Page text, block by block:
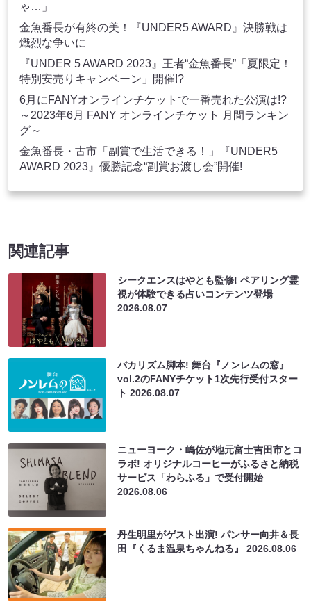
ゃ…」
金魚番長が有終の美！『UNDER5 AWARD』決勝戦は
熾烈な争いに
『UNDER 5 AWARD 2023』王者“金魚番長”「夏限定！
特別安売りキャンペーン」開催!?
6月にFANYオンラインチケットで一番売れた公演は!?
～2023年6月 FANY オンラインチケット 月間ランキン
グ～
金魚番長・古市「副賞で生活できる！」『UNDER5
AWARD 2023』優勝記念“副賞お渡し会”開催!
関連記事
シークエンスはやとも監修! ペアリング霊
視が体験できる占いコンテンツ登場
2026.08.07
バカリズム脚本! 舞台『ノンレムの窓』
vol.2のFANYチケット1次先行受付スター
ト2026.08.07
ニューヨーク・嶋佐が地元富士吉田市とコ
ラボ! オリジナルコーヒーがふるさと納税
サービス「わらふる」で受付開始
2026.08.06
丹生明里がゲスト出演! パンサー向井＆長
田『くるま温泉ちゃんねる』2026.08.06